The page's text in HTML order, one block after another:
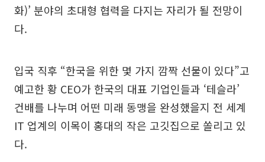
화)’ 분야의 초대형 협력을 다지는 자리가 될 전망이
다.
입국 직후 “한국을 위한 몇 가지 깜짝 선물이 있다”고
예고한 황 CEO가 한국의 대표 기업인들과 ‘테슬라’
건배를 나누며 어떤 미래 동맹을 완성했을지 전 세계
IT 업계의 이목이 홍대의 작은 고깃집으로 쏠리고 있
다.